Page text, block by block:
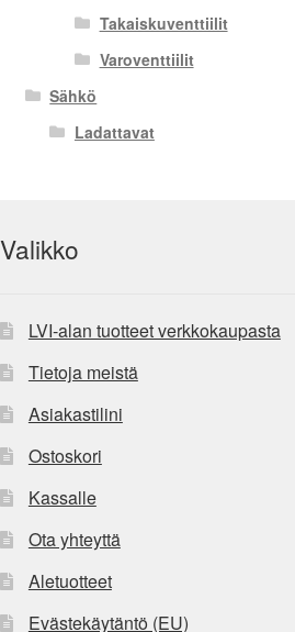
Takaiskuventtiilit
Varoventtiilit
Sähkö
Ladattavat
Valikko
LVI-alan tuotteet verkkokaupasta
Tietoja meistä
Asiakastilini
Ostoskori
Kassalle
Ota yhteyttä
Aletuotteet
Evästekäytäntö (EU)